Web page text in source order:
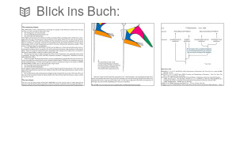
Blick ins Buch: